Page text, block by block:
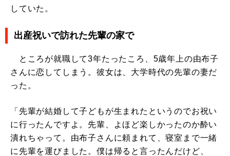
していた。
出産祝いで訪れた先輩の家で
ところが就職して3年たったころ、5歳年上の由布子
さんに恋してしまう。彼女は、大学時代の先輩の妻だ
った。
「先輩が結婚して子どもが生まれたというのでお祝い
に行ったんですよ。先輩、よほど楽しかったのか酔い
潰れちゃって。由布子さんに頼まれて、寝室まで一緒
に先輩を運びました。僕は帰ると言ったんだけど、